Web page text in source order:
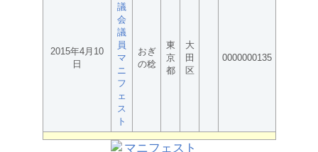
2015年4月10
日
議
会
議
員
マ
ニ
フ
ェ
ス
ト
おぎ
の稔
東
京
都
大
田
区
0000000135